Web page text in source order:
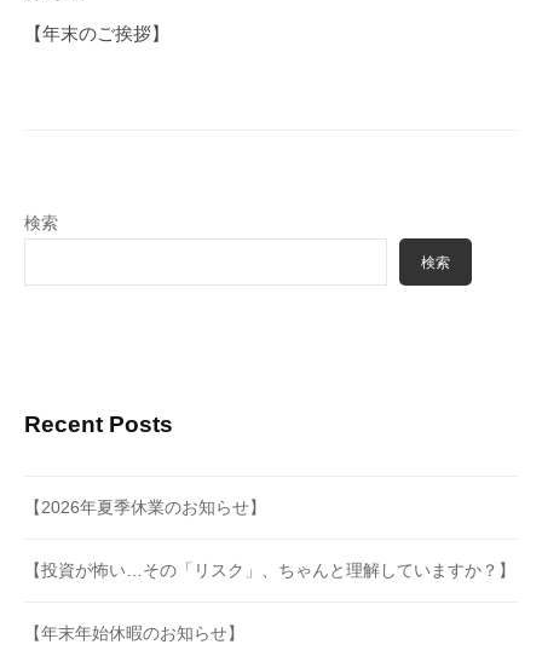
ゲ
【年末のご挨拶】
検索
検索
Recent Posts
【2026年夏季休業のお知らせ】
【投資が怖い…その「リスク」、ちゃんと理解していますか？】
【年末年始休暇のお知らせ】